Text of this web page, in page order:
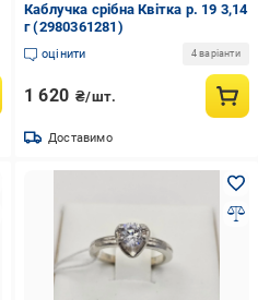
Каблучка срібна Квітка р. 19 3,14
г (2980361281)
оцінити 4 варіанти
1 620 ₴/шт.
Доставимо